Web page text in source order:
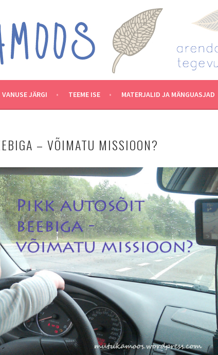
VANUSE JÄRGI TEEME ISE MATERJALID JA MÄNGUASJAD
– VÕIMATU MISSIOON?